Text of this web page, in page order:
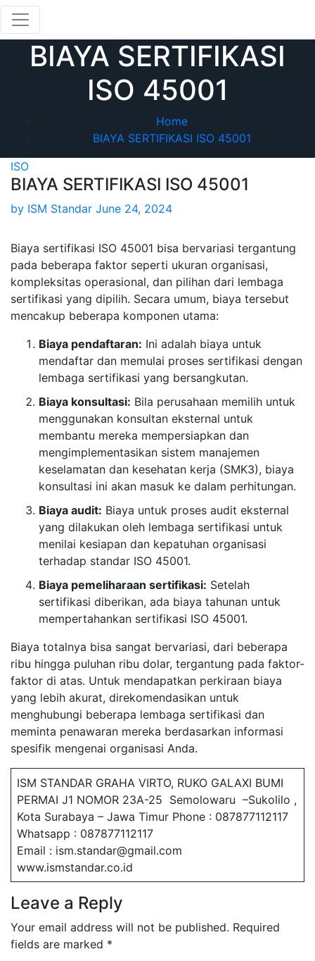
Skip
contentBIAYA SERTIFIKASI
ISO 45001
Home
BIAYA SERTIFIKASI ISO 45001
ISO
BIAYA SERTIFIKASI ISO 45001
by ISM Standar June 24, 2024
Biaya sertifikasi ISO 45001 bisa bervariasi tergantung
pada beberapa faktor seperti ukuran organisasi,
kompleksitas operasional, dan pilihan dari lembaga
sertifikasi yang dipilih. Secara umum, biaya tersebut
mencakup beberapa komponen utama:
Biaya pendaftaran: Ini adalah biaya untuk
mendaftar dan memulai proses sertifikasi dengan
lembaga sertifikasi yang bersangkutan.
Biaya konsultasi: Bila perusahaan memilih untuk
menggunakan konsultan eksternal untuk
membantu mereka mempersiapkan dan
mengimplementasikan sistem manajemen
keselamatan dan kesehatan kerja (SMK3), biaya
konsultasi ini akan masuk ke dalam perhitungan.
Biaya audit: Biaya untuk proses audit eksternal
yang dilakukan oleh lembaga sertifikasi untuk
menilai kesiapan dan kepatuhan organisasi
terhadap standar ISO 45001.
Biaya pemeliharaan sertifikasi: Setelah
sertifikasi diberikan, ada biaya tahunan untuk
mempertahankan sertifikasi ISO 45001.
Biaya totalnya bisa sangat bervariasi, dari beberapa
ribu hingga puluhan ribu dolar, tergantung pada faktor-
faktor di atas. Untuk mendapatkan perkiraan biaya
yang lebih akurat, direkomendasikan untuk
menghubungi beberapa lembaga sertifikasi dan
meminta penawaran mereka berdasarkan informasi
spesifik mengenai organisasi Anda.
ISM STANDAR GRAHA VIRTO, RUKO GALAXI BUMI
PERMAI J1 NOMOR 23A-25 Semolowaru –Sukolilo ,
Kota Surabaya – Jawa Timur Phone : 087877112117
Whatsapp : 087877112117
Email : ism.standar@gmail.com
www.ismstandar.co.id
Leave a Reply
Your email address will not be published. Required
fields are marked *